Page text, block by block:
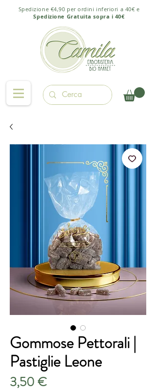
Spedizione €4,90 per ordini inferiori a 40€ e
Spedizione Gratuita sopra i 40€
Gommose Pettorali |
Pastiglie Leone
3,50 €Prezzo